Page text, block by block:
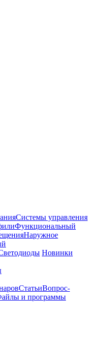
Системы управления
Функциональный
Наружное
Новинки
СтатьиВопрос-
и программы